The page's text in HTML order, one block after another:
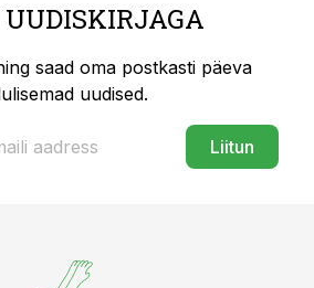
saad oma postkasti päeva
uudised.
Liitun